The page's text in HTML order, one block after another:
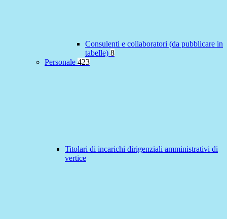
Consulenti e collaboratori (da pubblicare in
tabelle) 8
Personale 423
Titolari di incarichi dirigenziali amministrativi di
vertice